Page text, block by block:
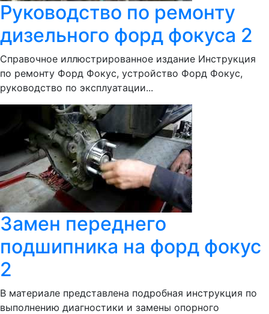
Руководство по ремонту
дизельного форд фокуса 2
Справочное иллюстрированное издание Инструкция
по ремонту Форд Фокус, устройство Форд Фокус,
руководство по эксплуатации...
Замен переднего
подшипника на форд фокус
2
В материале представлена подробная инструкция по
выполнению диагностики и замены опорного